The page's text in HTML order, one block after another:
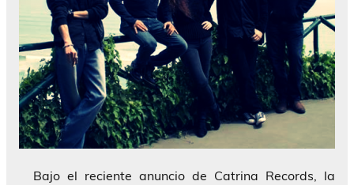
Bajo el reciente anuncio de Catrina Records, la